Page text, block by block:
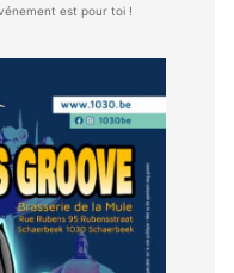
est pour toi !